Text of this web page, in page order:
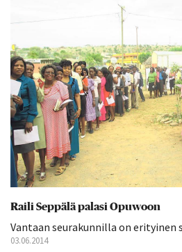
Raili Seppälä palasi Opuwoon
Vantaan seurakunnilla on erityinen
03.06.2014